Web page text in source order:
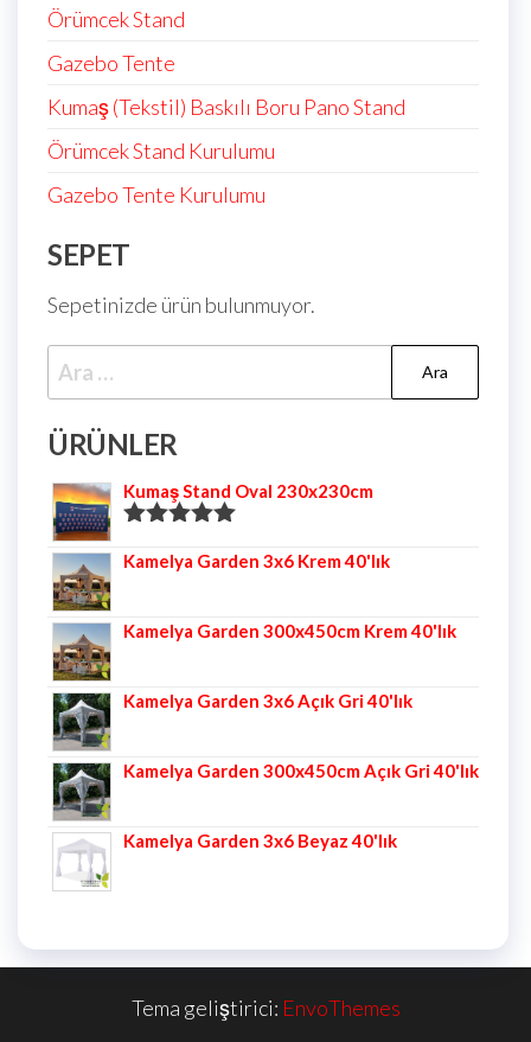
Örümcek Stand
Gazebo Tente
Kumaş (Tekstil) Baskılı Boru Pano Stand
Örümcek Stand Kurulumu
Gazebo Tente Kurulumu
SEPET
Sepetinizde ürün bulunmuyor.
ÜRÜNLER
Kumaş Stand Oval 230x230cm
5.00oy aldı
Kamelya Garden 3x6 Krem 40'lık
Kamelya Garden 300x450cm Krem 40'lık
Kamelya Garden 3x6 Açık Gri 40'lık
Kamelya Garden 300x450cm Açık Gri 40'lık
Kamelya Garden 3x6 Beyaz 40'lık
Tema geliştirici: EnvoThemes